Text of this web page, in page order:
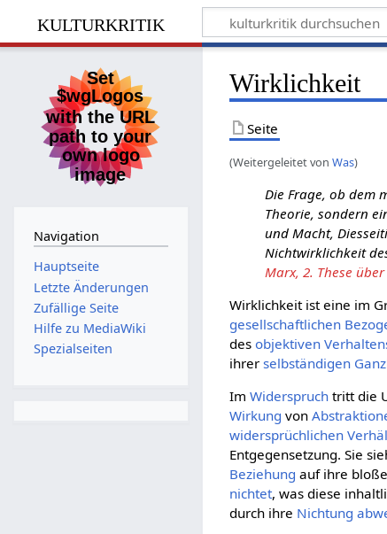
kulturkritik
Wirklichkeit
Seite
(Weitergeleitet vonWas)
Die Frage, ob dem
Theorie, sondern
und Macht,
Nichtwirklichkeit
Marx, 2. These
Wirklichkeit ist eine im
gesellschaftlichen
desobjektiven
ihrerselbständigen
ImWiderspruch tritt die
Wirkung von
widersprüchlichen
Entgegensetzung. Sie
Beziehung auf ihre bloße
nichtet, was diese
durch ihre Nichtung
Navigation
Hauptseite
Letzte Änderungen
Zufällige Seite
Hilfe zu MediaWiki
Spezialseiten